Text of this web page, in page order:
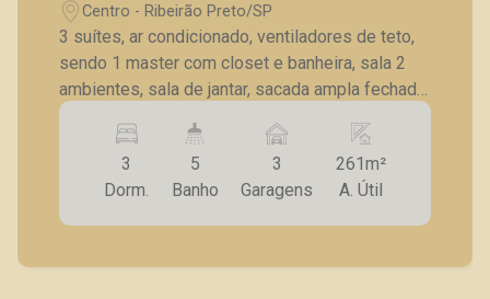
Centro - Ribeirão Preto/SP
3 suítes, ar condicionado, ventiladores de teto,
sendo 1 master com closet e banheira, sala 2
ambientes, sala de jantar, sacada ampla fechada
em vidro, lavabo, cozinha planejada, despensa,
AS c/ AE, 2 dormitórios de serviço, wc de
serviço, 3 vagas de garagem.
3
Dorm.
5
Banho
3
Garagens
261m²
A. Útil